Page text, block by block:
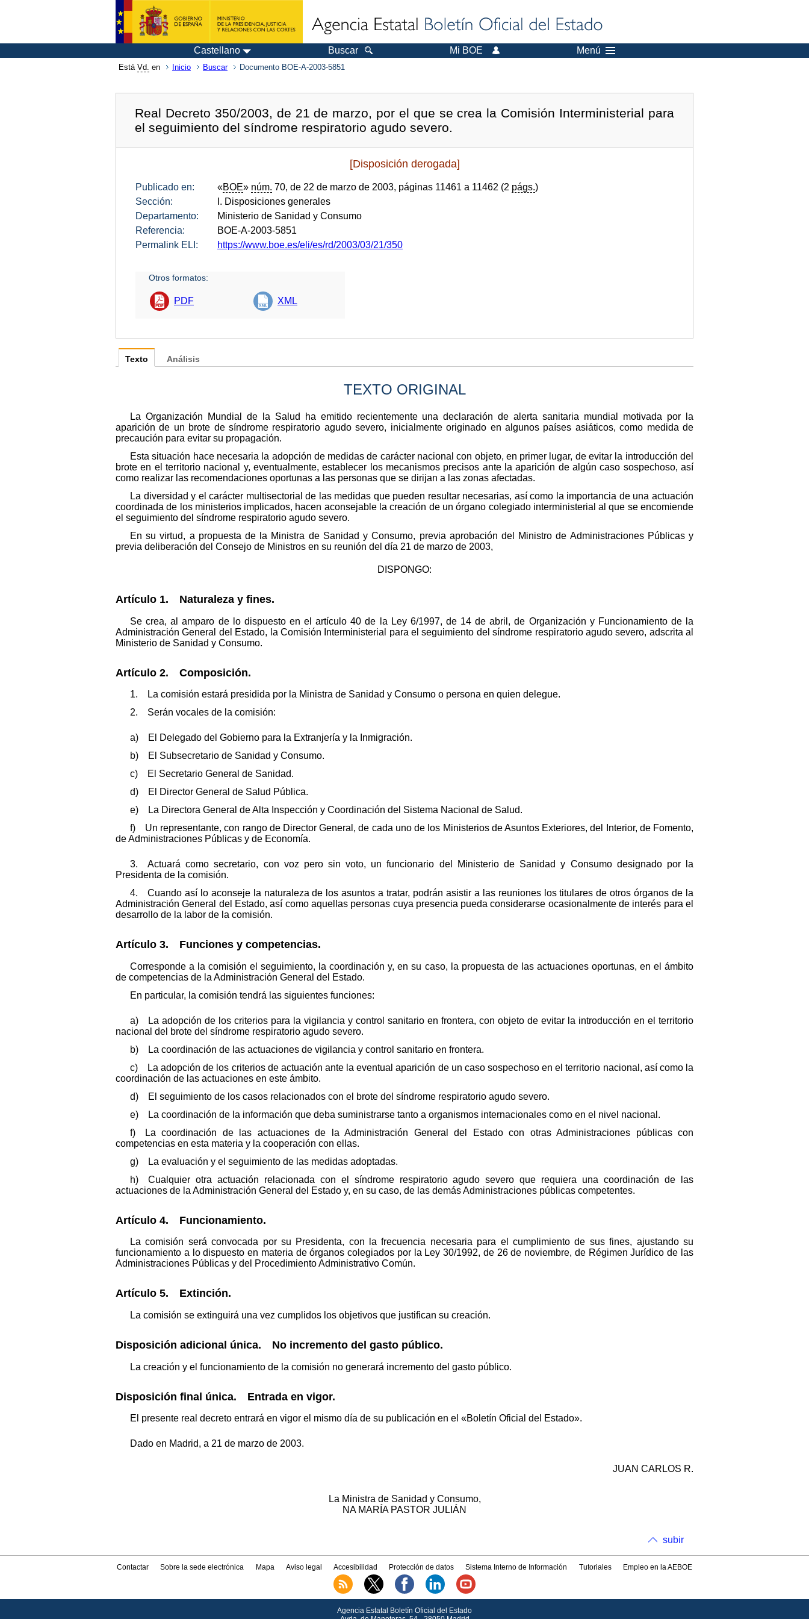
Castellano Buscar Mi BOE Menú
Está Vd. en Inicio Buscar Documento BOE-A-2003-5851
Real Decreto 350/2003, de 21 de marzo, por el que se crea la Comisión Interministerial para
el seguimiento del síndrome respiratorio agudo severo.
[Disposición derogada]
Publicado en: «BOE» núm. 70, de 22 de marzo de 2003, páginas 11461 a 11462 (2 págs.)
Sección:
I. Disposiciones generales
Departamento:
Ministerio de Sanidad y Consumo
Referencia:
BOE-A-2003-5851
Permalink ELI:
https://www.boe.es/eli/es/rd/2003/03/21/350
Otros formatos:
PDF XML
Texto
TEXTO ORIGINAL
La Organización Mundial de la Salud ha emitido recientemente una declaración de alerta sanitaria mundial motivada por la
aparición de un brote de síndrome respiratorio agudo severo, inicialmente originado en algunos países asiáticos, como medida de
precaución para evitar su propagación.
Esta situación hace necesaria la adopción de medidas de carácter nacional con objeto, en primer lugar, de evitar la introducción del
brote en el territorio nacional y, eventualmente, establecer los mecanismos precisos ante la aparición de algún caso sospechoso, así
como realizar las recomendaciones oportunas a las personas que se dirijan a las zonas afectadas.
La diversidad y el carácter multisectorial de las medidas que pueden resultar necesarias, así como la importancia de una actuación
coordinada de los ministerios implicados, hacen aconsejable la creación de un órgano colegiado interministerial al que se encomiende
el seguimiento del síndrome respiratorio agudo severo.
En su virtud, a propuesta de la Ministra de Sanidad y Consumo, previa aprobación del Ministro de Administraciones Públicas y
previa deliberación del Consejo de Ministros en su reunión del día 21 de marzo de 2003,
DISPONGO:
Artículo 1. Naturaleza y fines.
Se crea, al amparo de lo dispuesto en el artículo 40 de la Ley 6/1997, de 14 de abril, de Organización y Funcionamiento de la
Administración General del Estado, la Comisión Interministerial para el seguimiento del síndrome respiratorio agudo severo, adscrita al
Ministerio de Sanidad y Consumo.
Artículo 2. Composición.
1. La comisión estará presidida por la Ministra de Sanidad y Consumo o persona en quien delegue.
2. Serán vocales de la comisión:
a) El Delegado del Gobierno para la Extranjería y la Inmigración.
b) El Subsecretario de Sanidad y Consumo.
c) El Secretario General de Sanidad.
d) El Director General de Salud Pública.
e) La Directora General de Alta Inspección y Coordinación del Sistema Nacional de Salud.
f) Un representante, con rango de Director General, de cada uno de los Ministerios de Asuntos Exteriores, del Interior, de Fomento,
de Administraciones Públicas y de Economía.
3. Actuará como secretario, con voz pero sin voto, un funcionario del Ministerio de Sanidad y Consumo designado por la
Presidenta de la comisión.
4. Cuando así lo aconseje la naturaleza de los asuntos a tratar, podrán asistir a las reuniones los titulares de otros órganos de la
Administración General del Estado, así como aquellas personas cuya presencia pueda considerarse ocasionalmente de interés para el
desarrollo de la labor de la comisión.
Artículo 3. Funciones y competencias.
Corresponde a la comisión el seguimiento, la coordinación y, en su caso, la propuesta de las actuaciones oportunas, en el ámbito
de competencias de la Administración General del Estado.
En particular, la comisión tendrá las siguientes funciones:
a) La adopción de los criterios para la vigilancia y control sanitario en frontera, con objeto de evitar la introducción en el territorio
nacional del brote del síndrome respiratorio agudo severo.
b) La coordinación de las actuaciones de vigilancia y control sanitario en frontera.
c) La adopción de los criterios de actuación ante la eventual aparición de un caso sospechoso en el territorio nacional, así como la
coordinación de las actuaciones en este ámbito.
d) El seguimiento de los casos relacionados con el brote del síndrome respiratorio agudo severo.
e) La coordinación de la información que deba suministrarse tanto a organismos internacionales como en el nivel nacional.
f) La coordinación de las actuaciones de la Administración General del Estado con otras Administraciones públicas con
competencias en esta materia y la cooperación con ellas.
g) La evaluación y el seguimiento de las medidas adoptadas.
h) Cualquier otra actuación relacionada con el síndrome respiratorio agudo severo que requiera una coordinación de las
actuaciones de la Administración General del Estado y, en su caso, de las demás Administraciones públicas competentes.
Artículo 4. Funcionamiento.
La comisión será convocada por su Presidenta, con la frecuencia necesaria para el cumplimiento de sus fines, ajustando su
funcionamiento a lo dispuesto en materia de órganos colegiados por la Ley 30/1992, de 26 de noviembre, de Régimen Jurídico de las
Administraciones Públicas y del Procedimiento Administrativo Común.
Artículo 5. Extinción.
La comisión se extinguirá una vez cumplidos los objetivos que justifican su creación.
Disposición adicional única. No incremento del gasto público.
La creación y el funcionamiento de la comisión no generará incremento del gasto público.
Disposición final única. Entrada en vigor.
El presente real decreto entrará en vigor el mismo día de su publicación en el «Boletín Oficial del Estado».
Dado en Madrid, a 21 de marzo de 2003.
JUAN CARLOS R.
La Ministra de Sanidad y Consumo,
NA MARÍA PASTOR JULIÁN
Análisis
subir
Contactar Sobre la sede electrónica Mapa Aviso legal Accesibilidad Protección de datos Sistema Interno de Información Tutoriales Empleo en la AEBOE
Agencia Estatal Boletín Oficial del Estado